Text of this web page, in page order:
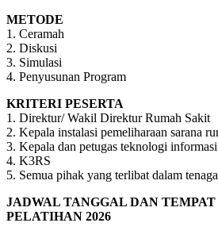
METODE
1. Ceramah
2. Diskusi
3. Simulasi
4. Penyusunan Program
KRITERI PESERTA
1. Direktur/ Wakil Direktur Rumah Sakit
2. Kepala instalasi pemeliharaan sarana
3. Kepala dan petugas teknologi
4. K3RS
5. Semua pihak yang terlibat dalam
JADWAL TANGGAL DAN
PELATIHAN 2026